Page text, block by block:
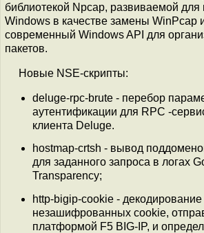
библиотекой Npcap, развиваемой
Windows в качестве замены WinPcap
современный Windows API для
пакетов.
Новые NSE-скрипты:
deluge-rpc-brute - перебор
аутентификации для RPC -
клиента Deluge.
hostmap-crtsh - вывод
для заданного запроса в логах
Transparency;
http-bigip-cookie - декодирование
незашифрованных cookie,
платформой F5 BIG-IP, и